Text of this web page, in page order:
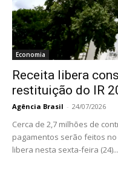
Economia
Receita libera
restituição do IR
Agência Brasil - 24/07/2026
Cerca de 2,7 milhões de
pagamentos serão feitos no
libera nesta sexta-feira (24)...